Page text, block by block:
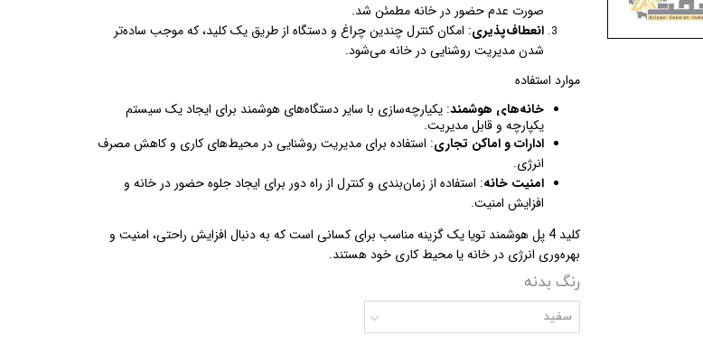
صورت عدم حضور در خانه مطمئن شد.
انعطاف‌پذیری: امکان کنترل چندین چراغ و دستگاه از طریق یک کلید، که موجب ساده‌تر
شدن مدیریت روشنایی در خانه می‌شود.
موارد استفاده
خانه‌های هوشمند: یکپارچه‌سازی با سایر دستگاه‌های هوشمند برای ایجاد یک سیستم
یکپارچه و قابل مدیریت.
ادارات و اماکن تجاری: استفاده برای مدیریت روشنایی در محیط‌های کاری و کاهش مصرف
انرژی.
امنیت خانه: استفاده از زمان‌بندی و کنترل از راه دور برای ایجاد جلوه حضور در خانه و
افزایش امنیت.
کلید 4 پل هوشمند تویا یک گزینه مناسب برای کسانی است که به دنبال افزایش راحتی، امنیت و
بهره‌وری انرژی در خانه یا محیط کاری خود هستند.
رنگ بدنه
سفید